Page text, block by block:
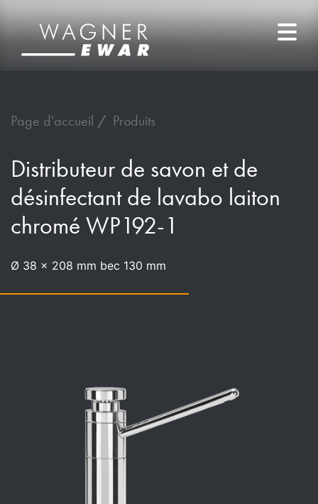
Page d'accueil Produits
Distributeur de savon et de
désinfectant de lavabo laiton
chromé WP192-1
Ø 38 x 208 mm bec 130 mm